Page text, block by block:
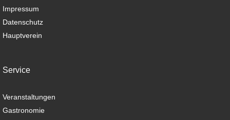
Impressum
Datenschutz
Hauptverein
Service
Veranstaltungen
Gastronomie